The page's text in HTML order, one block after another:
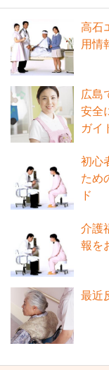
高石
用情
広島
安全
ガイ
初心
ため
ド
介護
報を
最近